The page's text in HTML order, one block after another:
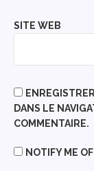
SITE WEB
DANS LE
COMMENTAIRE.
NOTIFY ME